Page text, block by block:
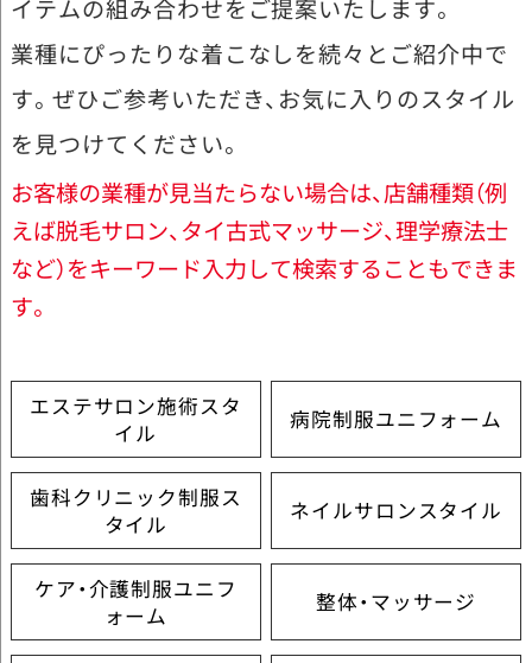
イテムの組み合わせをご提案いたします。
業種にぴったりな着こなしを続々とご紹介中で
す。ぜひご参考いただき、お気に入りのスタイル
を見つけてください。
お客様の業種が見当たらない場合は、店舗種類（例
えば脱毛サロン、タイ古式マッサージ、理学療法士
など）をキーワード入力して検索することもできま
す。
エステサロン施術スタ
イル
病院制服ユニフォーム
歯科クリニック制服ス
タイル
ネイルサロンスタイル
ケア・介護制服ユニフ
ォーム
整体・マッサージ